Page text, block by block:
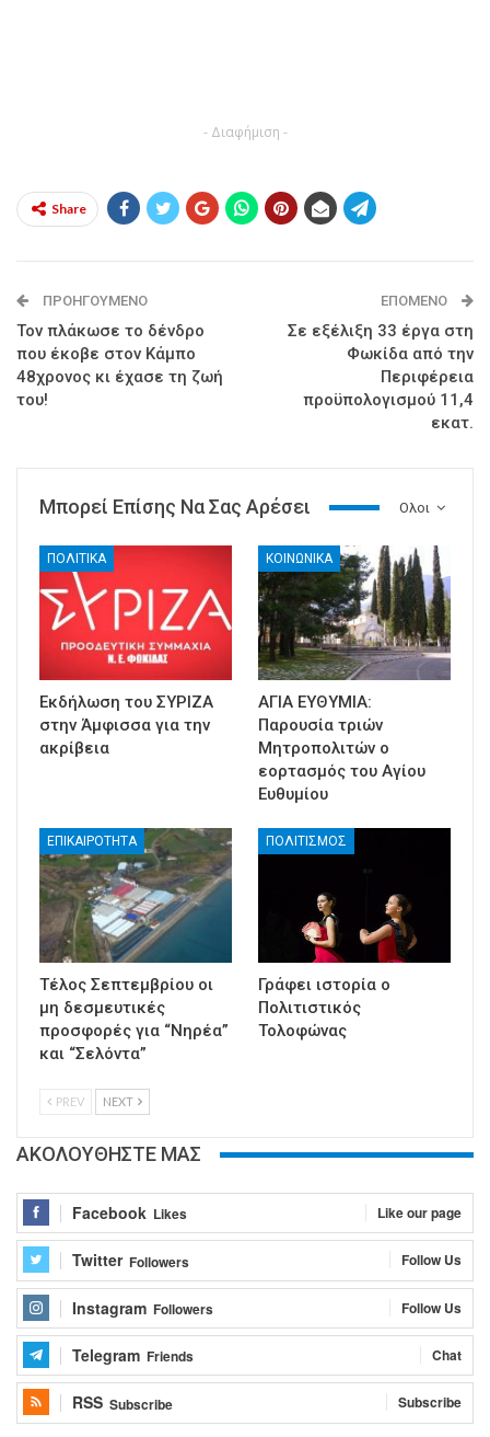
- Διαφήμιση -
Share
ΠΡΟΗΓΟΎΜΕΝΟ
Τον πλάκωσε το δένδρο
που έκοβε στον Κάμπο
48χρονος κι έχασε τη ζωή
του!
ΕΠΌΜΕΝΟ
Σε εξέλιξη 33 έργα στη
Φωκίδα από την
Περιφέρεια
προϋπολογισμού 11,4
εκατ.
Ολοι
Μπορεί Επίσης Να Σας Αρέσει
ΠΟΛΙΤΙΚΑ
Εκδήλωση του ΣΥΡΙΖΑ
στην Άμφισσα για την
ακρίβεια
ΚΟΙΝΩΝΙΚΑ
ΑΓΙΑ ΕΥΘΥΜΙΑ:
Παρουσία τριών
Μητροπολιτών ο
εορτασμός του Αγίου
Ευθυμίου
ΕΠΙΚΑΙΡΟΤΗΤΑ
Τέλος Σεπτεμβρίου οι
μη δεσμευτικές
προσφορές για “Νηρέα”
και “Σελόντα”
ΠΟΛΙΤΙΣΜΟΣ
Γράφει ιστορία ο
Πολιτιστικός
Τολοφώνας
PREV NEXT
ΑΚΟΛΟΥΘΗΣΤΕ ΜΑΣ
Facebook Likes Like our page
Twitter Followers Follow Us
Instagram Followers Follow Us
Telegram Friends Chat
RSS Subscribe Subscribe